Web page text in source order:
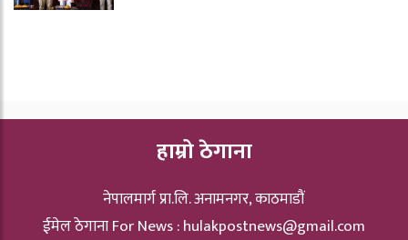
हाम्रो ठेगाना
नेपालमार्ग प्रा.लि. अनामनगर, काठमाडौं
ईमेल ठेगाना For News :hulakpostnews@gmail.com